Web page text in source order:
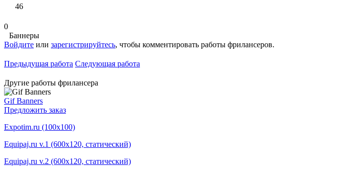
46
0
Баннеры
Войдите или зарегистрируйтесь, чтобы комментировать работы фрилансеров.
Предыдущая работа Следующая работа
Другие работы фрилансера
Gif Banners
Предложить заказ
Expotim.ru (100x100)
Equipaj.ru v.1 (600x120, статический)
Equipaj.ru v.2 (600x120, статический)